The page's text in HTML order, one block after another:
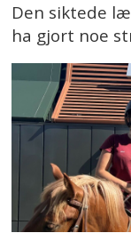
Den siktede
ha gjort noe